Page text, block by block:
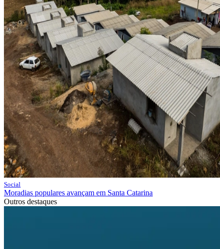
Social
Moradias populares avançam em Santa Catarina
Outros destaques